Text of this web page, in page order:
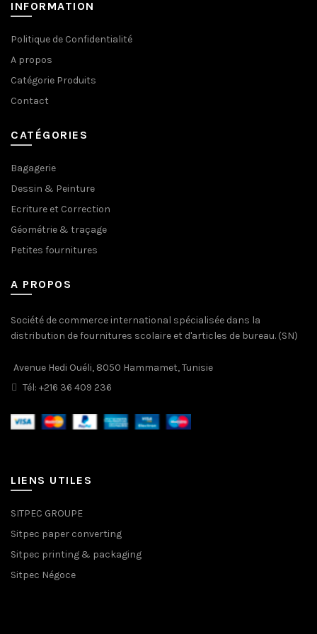
INFORMATION
Politique de Confidentialité
A propos
Catégorie Produits
Contact
CATÉGORIES
Bagagerie
Dessin & Peinture
Ecriture et Correction
Géométrie & traçage
Petites fournitures
A PROPOS
Société de commerce international spécialisée dans la
distribution de fournitures scolaire et d'articles de bureau. (SN)
Avenue Hedi Ouéli, 8050 Hammamet, Tunisie
Tél: +216 36 409 236
LIENS UTILES
SITPEC GROUPE
Sitpec paper converting
Sitpec printing & packaging
Sitpec Négoce